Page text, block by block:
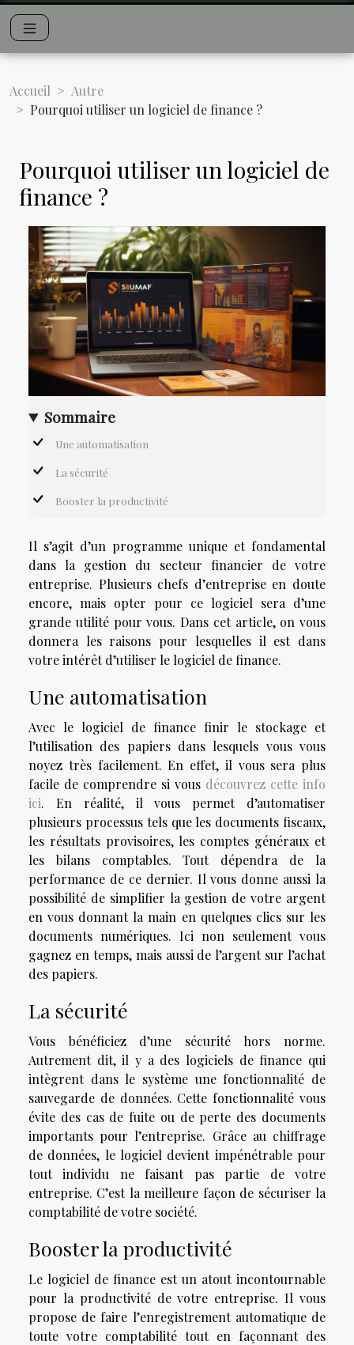
Accueil
Autre
Pourquoi utiliser un logiciel de finance ?
Pourquoi utiliser un logiciel de
finance ?
Sommaire
Une automatisation
La sécurité
Booster la productivité
Il s’agit d’un programme unique et fondamental
dans la gestion du secteur financier de votre
entreprise. Plusieurs chefs d’entreprise en doute
encore, mais opter pour ce logiciel sera d’une
grande utilité pour vous. Dans cet article, on vous
donnera les raisons pour lesquelles il est dans
votre intérêt d’utiliser le logiciel de finance.
Une automatisation
Avec le logiciel de finance finir le stockage et
l’utilisation des papiers dans lesquels vous vous
noyez très facilement. En effet, il vous sera plus
facile de comprendre si vous découvrez cette info
ici. En réalité, il vous permet d’automatiser
plusieurs processus tels que les documents fiscaux,
les résultats provisoires, les comptes généraux et
les bilans comptables. Tout dépendra de la
performance de ce dernier. Il vous donne aussi la
possibilité de simplifier la gestion de votre argent
en vous donnant la main en quelques clics sur les
documents numériques. Ici non seulement vous
gagnez en temps, mais aussi de l’argent sur l’achat
des papiers.
La sécurité
Vous bénéficiez d’une sécurité hors norme.
Autrement dit, il y a des logiciels de finance qui
intègrent dans le système une fonctionnalité de
sauvegarde de données. Cette fonctionnalité vous
évite des cas de fuite ou de perte des documents
importants pour l’entreprise. Grâce au chiffrage
de données, le logiciel devient impénétrable pour
tout individu ne faisant pas partie de votre
entreprise. C’est la meilleure façon de sécuriser la
comptabilité de votre société.
Booster la productivité
Le logiciel de finance est un atout incontournable
pour la productivité de votre entreprise. Il vous
propose de faire l’enregistrement automatique de
toute votre comptabilité tout en façonnant des